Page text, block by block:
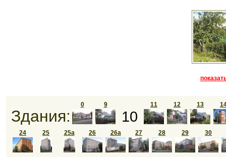
Здания:
0 9
10
11 12 13
24 25 25а 26 26а 27 28 29 30